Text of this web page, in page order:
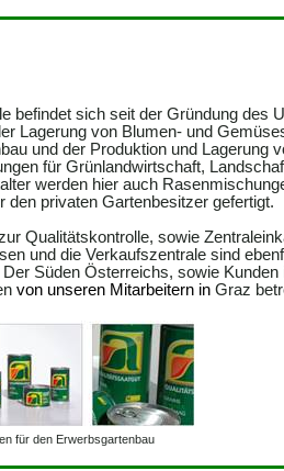
befindet sich seit der Gründung des
Lagerung von Blumen- und
und der Produktion und Lagerung
für Grünlandwirtschaft,
werden hier auch
den privaten Gartenbesitzer gefertigt.
Qualitätskontrolle, sowie
und die Verkaufszentrale sind
Süden Österreichs, sowie Kunden
von unseren Mitarbeitern in Graz
für den Erwerbsgartenbau